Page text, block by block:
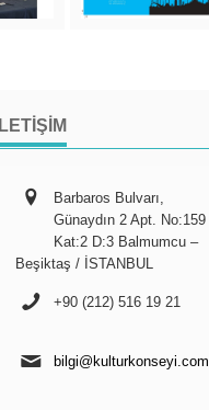
İLETIŞIM
Barbaros Bulvarı,
Günaydın 2 Apt. No:159
Kat:2 D:3 Balmumcu –
Beşiktaş / İSTANBUL
+90 (212) 516 19 21
bilgi@kulturkonseyi.com